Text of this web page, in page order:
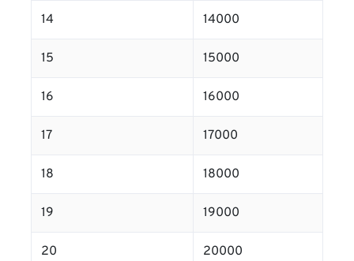
14 14000
15 15000
16 16000
17 17000
18 18000
19 19000
20 20000